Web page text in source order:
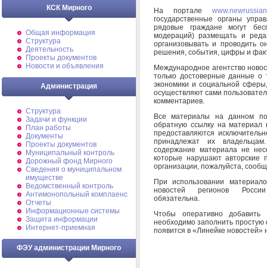
КСК Мирного
Общая информация
Структура
Деятельность
Проекты документов
Новости и объявления
Администрация
Структура
Задачи и функции
План работы
Документы
Проекты документов
Муниципальный контроль
Дорожный фонд Мирного
Cведения о муниципальном
имуществе
Ведомственный контроль
Антимонопольный комплаенс
Отчеты
Информационные системы
Защита информации
Интернет-приемная
ФЭУ администрации Мирного
На портале
государственные органы
рядовые граждане могут
модераций) размещать и
организовывать и проводить
решения, события, цифры и
Международное агентство
только достоверные данные о
экономики и социальной
осуществляют сами
комментариев.
Все материалы на данном
обратную ссылку на
предоставляются
принадлежат их
содержание материала не
которые нарушают
организации, пожалуйста,
При использовании
новостей регионов
обязательна.
Чтобы оперативно
необходимо заполнить
появится в «Линейке новостей»